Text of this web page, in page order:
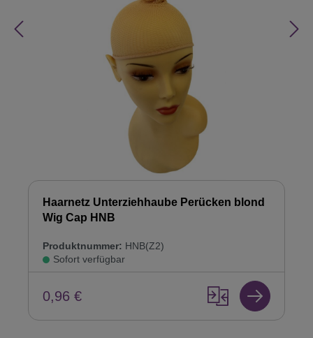
Haarnetz Unterziehhaube Perücken blond
Wig Cap HNB
Produktnummer: HNB(Z2)
Sofort verfügbar
0,96 €